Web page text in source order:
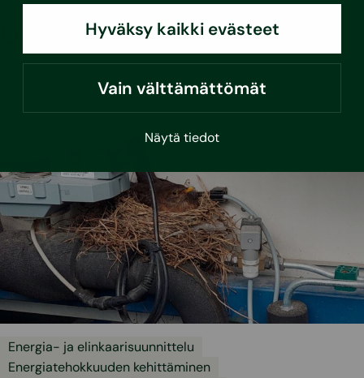
Hyväksy kaikki evästeet
Vain välttämättömät
Näytä tiedot
Lue lisää
Energia- ja elinkaarisuunnittelu
Energiatehokkuuden kehittäminen